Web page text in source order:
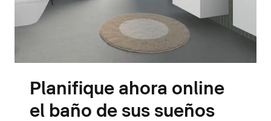
Planifique ahora online
el baño de sus sueños